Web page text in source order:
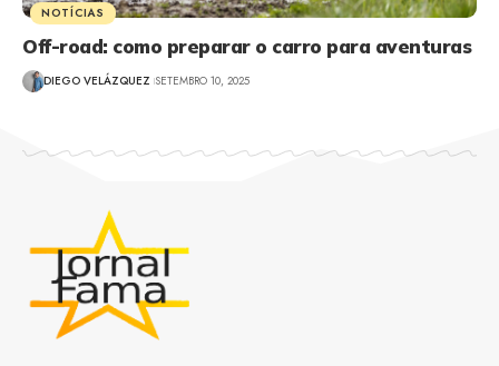
NOTÍCIAS
Off-road: como preparar o carro para aventuras
DIEGO VELÁZQUEZ SETEMBRO 10, 2025